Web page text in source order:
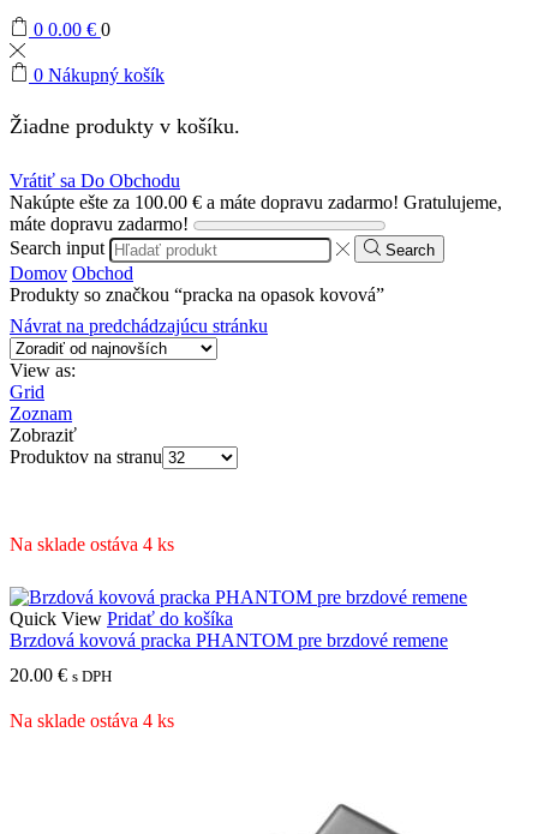
0 0.00 € 0
0 Nákupný košík
Žiadne produkty v košíku.
Vrátiť sa Do Obchodu
Nakúpte ešte za 100.00 € a máte dopravu zadarmo! Gratulujeme,
máte dopravu zadarmo!
Search input
Search
Domov Obchod
Produkty so značkou “pracka na opasok kovová”
Návrat na predchádzajúcu stránku
View as:
Grid
Zoznam
Zobraziť
Produktov na stranu
Na sklade ostáva 4 ks
Quick View Pridať do košíka
Brzdová kovová pracka PHANTOM pre brzdové remene
20.00 € s DPH
Na sklade ostáva 4 ks